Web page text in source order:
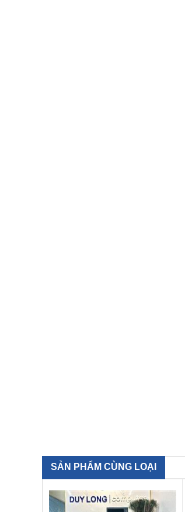
SẢN PHẨM CÙNG LOẠI